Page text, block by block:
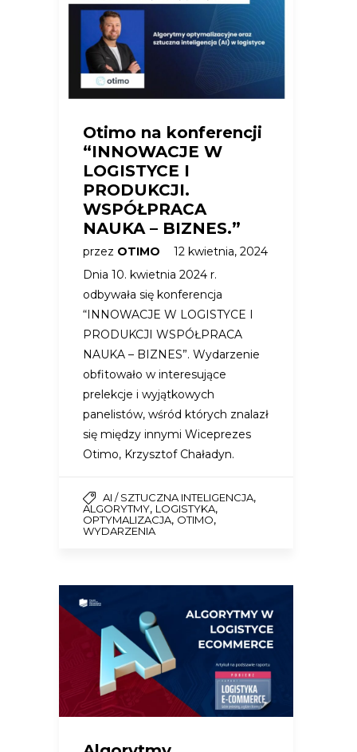
Otimo na konferencji
“INNOWACJE W
LOGISTYCE I
PRODUKCJI.
WSPÓŁPRACA
NAUKA – BIZNES.”
przez OTIMO
12 kwietnia, 2024
Dnia 10. kwietnia 2024 r.
odbywała się konferencja
“INNOWACJE W LOGISTYCE I
PRODUKCJI WSPÓŁPRACA
NAUKA – BIZNES”. Wydarzenie
obfitowało w interesujące
prelekcje i wyjątkowych
panelistów, wśród których znalazł
się między innymi Wiceprezes
Otimo, Krzysztof Chaładyn.
AI / SZTUCZNA INTELIGENCJA,
ALGORYTMY, LOGISTYKA,
OPTYMALIZACJA, OTIMO,
WYDARZENIA